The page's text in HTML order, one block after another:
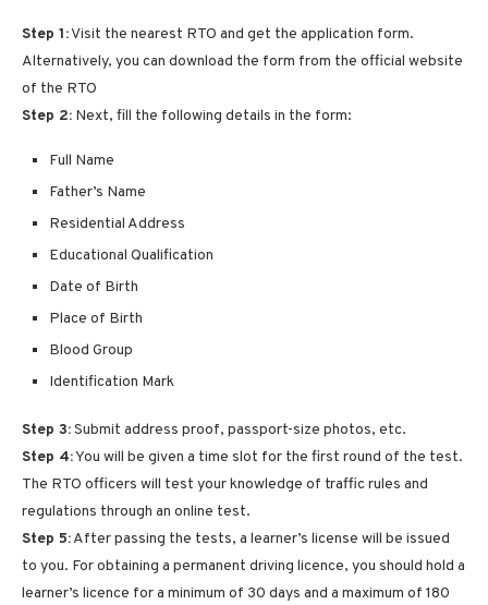
Step 1:Visit the nearest RTO and get the application form.
Alternatively, you can download the form from the official website
of the RTO
Step 2: Next, fill the following details in the form:
Full Name
Father’s Name
Residential Address
Educational Qualification
Date of Birth
Place of Birth
Blood Group
Identification Mark
Step 3:Submit address proof, passport-size photos, etc.
Step 4:You will be given a time slot for the first round of the test.
The RTO officers will test your knowledge of traffic rules and
regulations through an online test.
Step 5:After passing the tests, a learner’s license will be issued
to you. For obtaining a permanent driving licence, you should hold a
learner’s licence for a minimum of 30 days and a maximum of 180